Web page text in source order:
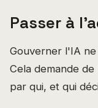
Passer à
Gouverner l'IA
Cela demande
par qui, et qui